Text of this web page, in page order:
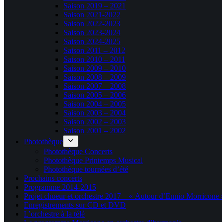
Saison 2019 – 2021
Saison 2021-2022
Saison 2022-2023
Saison 2023-2024
Saison 2024-2025
Saison 2011 – 2012
Saison 2010 – 2011
Saison 2009 – 2010
Saison 2008 – 2009
Saison 2007 – 2008
Saison 2005 – 2006
Saison 2004 – 2005
Saison 2003 – 2004
Saison 2002 – 2003
Saison 2001 – 2002
Photothèque
Photothèque Concerts
Photothèque Printemps Musical
Photothèque tournées d’été
Prochains concerts
Programme 2014-2015
Projet choeur et orchestre 2017 – « Autour d’Ennio Morricone
Enregistrements sur CD et DVD
L’orchestre à la télé